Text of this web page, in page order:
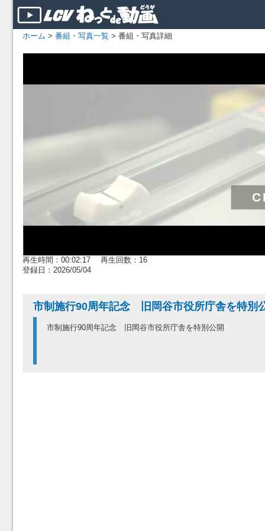
ホーム > 番組・写真一覧 > 番組・写真詳細
再生時間：00:02:17 再生回数：16
登録日：2026/05/04
市制施行90周年記念 旧岡谷市役所庁舎を特別
市制施行90周年記念 旧岡谷市役所庁舎を特別公開